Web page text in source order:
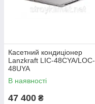
Касетний кондиціонер
Lanzkraft LIC-48CYA/LOC-
48UYA
В наявності
47 400 ₴